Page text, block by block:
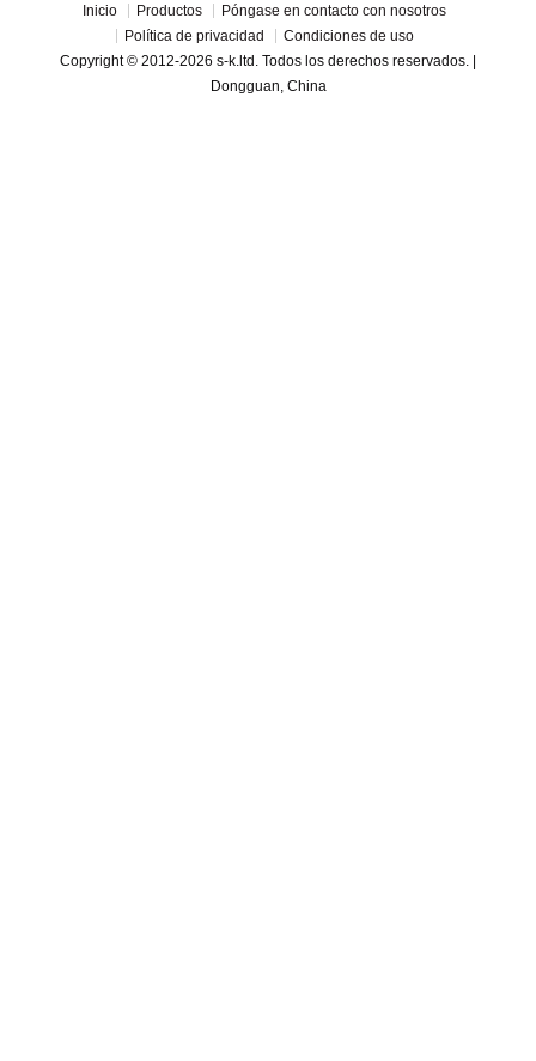
Inicio Productos
Póngase en contacto con nosotros
Política de privacidad
Condiciones de uso
Copyright © 2012-2026 s-k.ltd. Todos los derechos reservados. |
Dongguan, China